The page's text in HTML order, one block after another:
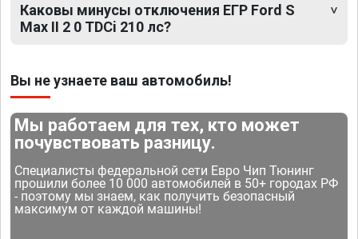
Каковы минусы отключения ЕГР Ford S
Max II 2 0 TDCi 210 лс?
Вы не узнаете ваш автомобиль!
Мы работаем для тех, кто может
почувствовать разницу.
Специалисты федеральной сети Евро Чип Тюнинг
прошили более 10 000 автомобилей в 50+ городах РФ
- поэтому мы знаем, как получить безопасный
максимум от каждой машины!